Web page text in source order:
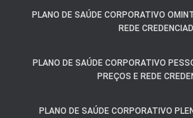
PLANO DE SAÚDE CORPORATIVO
REDE
PLANO DE SAÚDE CORPORATIVO
PREÇOS E REDE
PLANO DE SAÚDE CORPORATIVO